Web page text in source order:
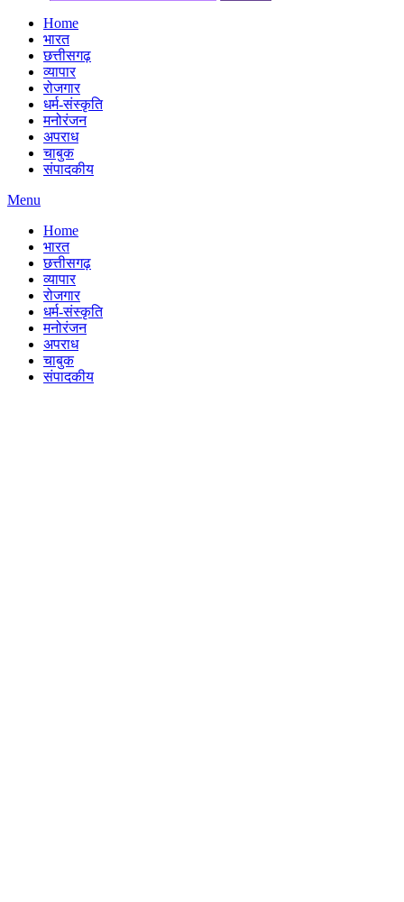
Home
भारत
छत्तीसगढ़
व्यापार
रोजगार
धर्म-संस्कृति
मनोरंजन
अपराध
चाबुक
संपादकीय
Menu
Home
भारत
छत्तीसगढ़
व्यापार
रोजगार
धर्म-संस्कृति
मनोरंजन
अपराध
चाबुक
संपादकीय